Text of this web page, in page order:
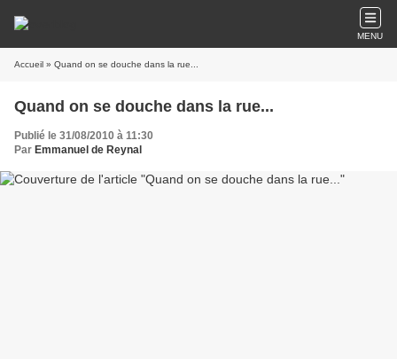
MENU
Accueil » Quand on se douche dans la rue...
Quand on se douche dans la rue...
Publié le 31/08/2010 à 11:30
Par Emmanuel de Reynal